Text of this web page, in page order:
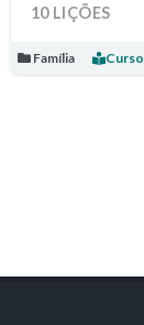
10 LIÇÕES
Família Curso